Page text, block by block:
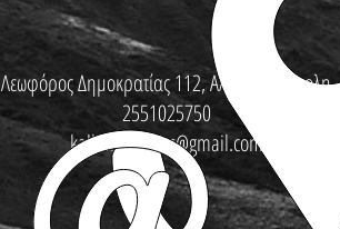
Λεωφόρος Δημοκρατίας 112, Αλεξανδρούπολη
2551025750
kallinikosbikes@gmail.com